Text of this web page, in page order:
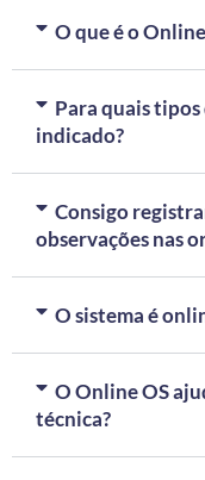
O que é o
Para quais tipos
indicado?
Consigo
observações nas
O sistema é
O Online OS
técnica?